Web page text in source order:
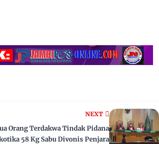
NEXT
Orang Terdakwa Tindak Pidana
58 Kg Sabu Divonis Penjara